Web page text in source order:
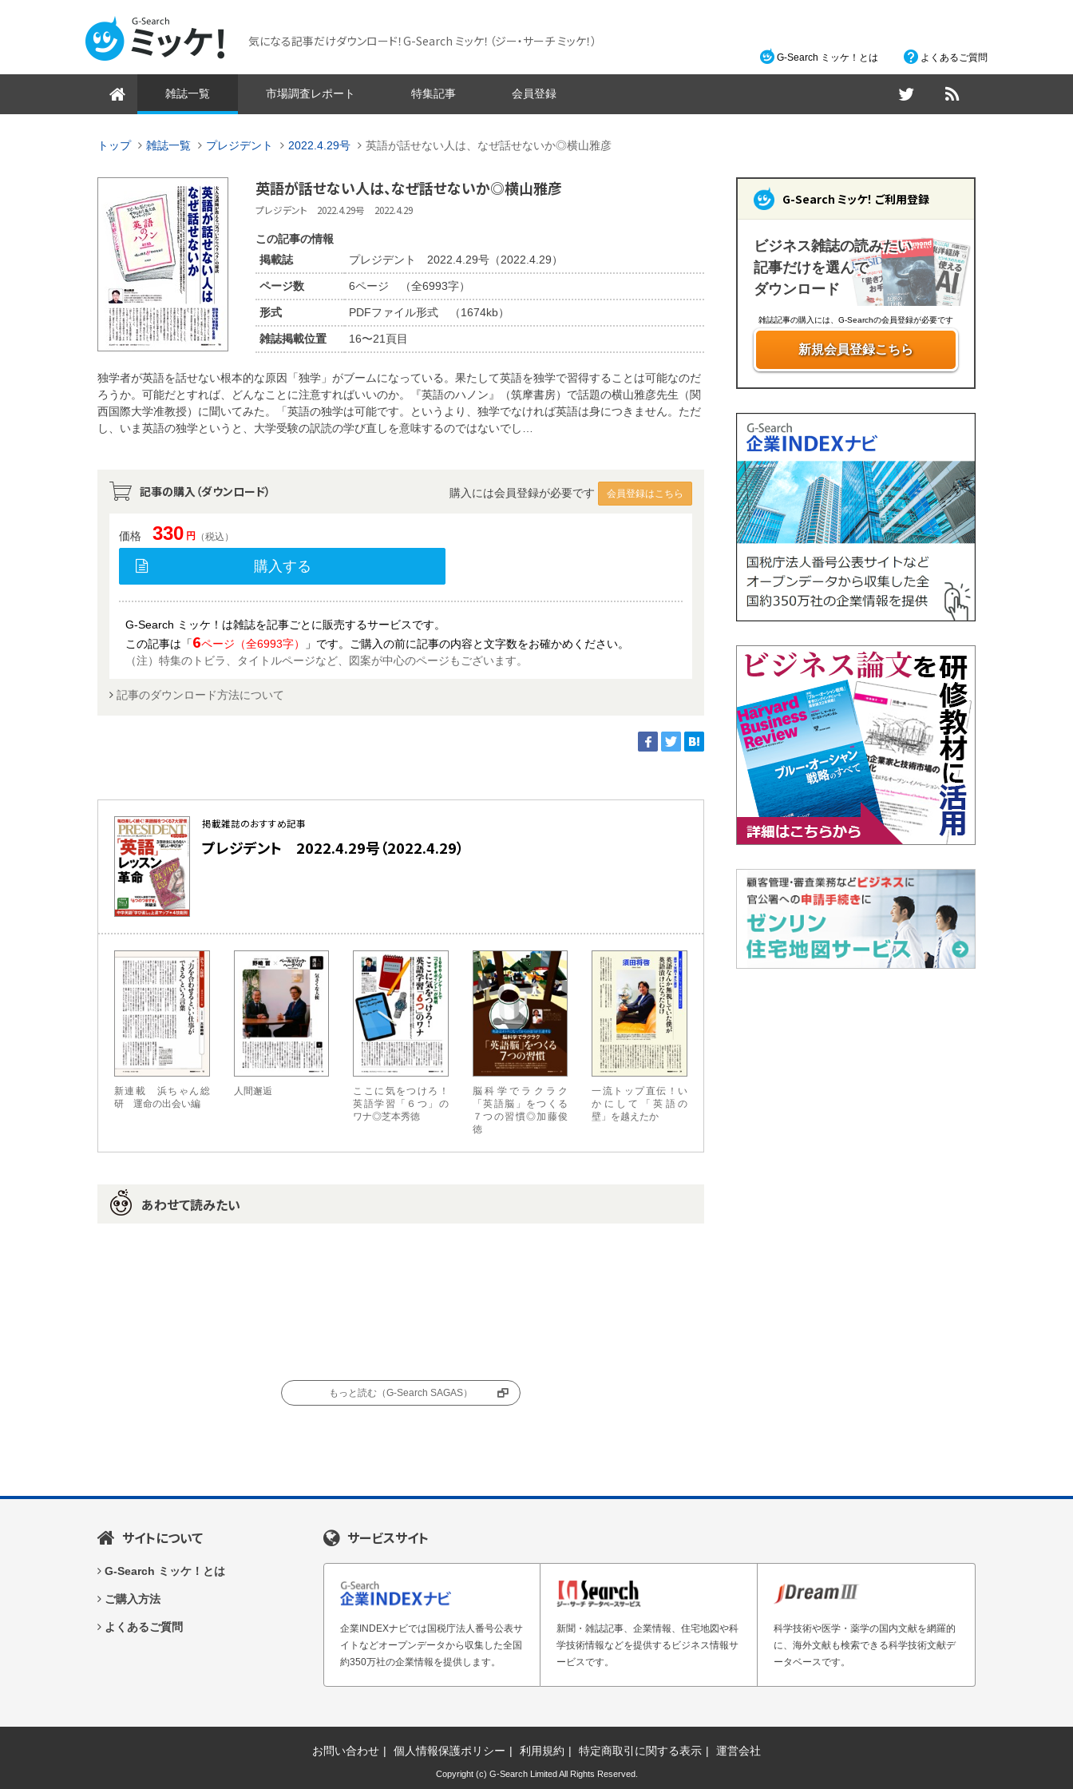
気になる記事だけダウンロード！G-Search ミッケ！ （ジー・サーチ ミッケ！）
G-Search ミッケ！とは よくあるご質問
雑誌一覧 市場調査レポート 特集記事 会員登録
トップ 雑誌一覧 プレジデント 2022.4.29号 英語が話せない人は、なぜ話せないか◎横山雅彦
英語が話せない人は、なぜ話せないか◎横山雅彦
プレジデント 2022.4.29号 2022.4.29
この記事の情報
掲載誌
プレジデント 2022.4.29号（2022.4.29）
ページ数 6ページ （全6993字）
形式 PDFファイル形式 （1674kb）
雑誌掲載位置 16〜21頁目
独学者が英語を話せない根本的な原因「独学」がブームになっている。果たして英語を独学で習得することは可能なのだ
ろうか。可能だとすれば、どんなことに注意すればいいのか。『英語のハノン』（筑摩書房）で話題の横山雅彦先生（関
西国際大学准教授）に聞いてみた。「英語の独学は可能です。というより、独学でなければ英語は身につきません。ただ
し、いま英語の独学というと、大学受験の訳読の学び直しを意味するのではないでし…
記事の購入（ダウンロード） 購入には会員登録が必要です 会員登録はこちら
価格 330 円 （税込）
購入する
G-Search ミッケ！は雑誌を記事ごとに販売するサービスです。
この記事は「6ページ（全6993字）
」です。ご購入の前に記事の内容と文字数をお確かめください。
（注）特集のトビラ、タイトルページなど、図案が中心のページもございます。
記事のダウンロード方法について
掲載雑誌のおすすめ記事
プレジデント 2022.4.29号（2022.4.29）
新連載 浜ちゃん総
研 運命の出会い編
人間邂逅
ここに気をつけろ！
英語学習「６つ」の
ワナ◎芝本秀徳
脳科学でラクラク
「英語脳」をつくる
７つの習慣◎加藤俊
徳
一流トップ直伝！い
かにして「英語の
壁」を越えたか
あわせて読みたい
もっと読む（G-Search SAGAS）
G-Search ミッケ！ ご利用登録
ビジネス雑誌の読みたい
記事だけを選んで
ダウンロード
雑誌記事の購入には、G-Searchの会員登録が必要です
新規会員登録こちら
サイトについて
G-Search ミッケ！とは
ご購入方法
よくあるご質問
サービスサイト
企業INDEXナビでは国税庁法人番号公表サ
イトなどオープンデータから収集した全国
約350万社の企業情報を提供します。
新聞・雑誌記事、企業情報、住宅地図や科
学技術情報などを提供するビジネス情報サ
ービスです。
科学技術や医学・薬学の国内文献を網羅的
に、海外文献も検索できる科学技術文献デ
ータベースです。
お問い合わせ 個人情報保護ポリシー 利用規約 特定商取引に関する表示 運営会社
Copyright (c) G-Search Limited All Rights Reserved.